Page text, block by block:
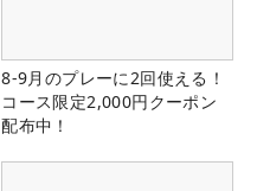
8-9月のプレーに2回使える！
コース限定2,000円クーポン
配布中！